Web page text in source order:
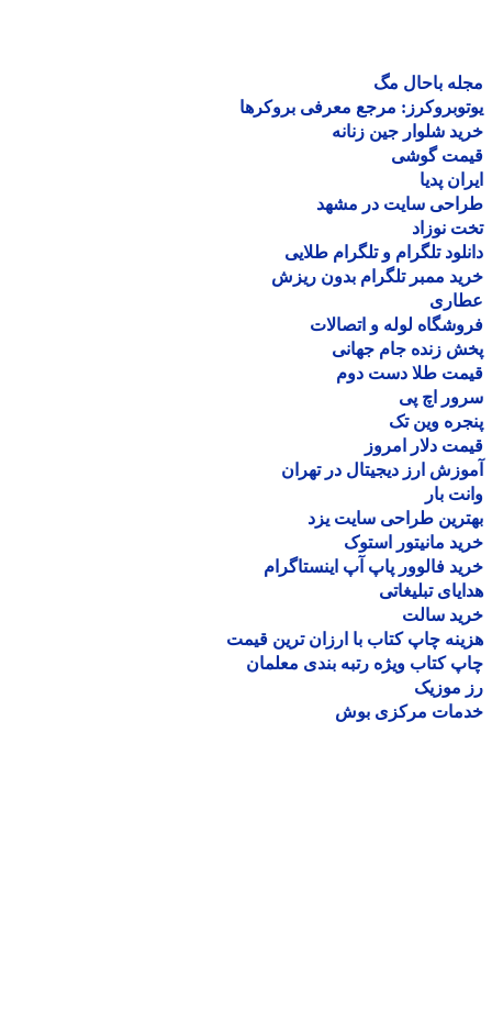
باحال مگ
مرجع معرفی بروکرها
شلوار جین زنانه
گوشی
پدیا
سایت در مشهد
نوزاد
تلگرام و تلگرام طلایی
ممبر تلگرام بدون ریزش
لوله و اتصالات
زنده جام جهانی
طلا دست دوم
اچ پی
وین تک
دلار امروز
ارز دیجیتال در تهران
بار
طراحی سایت یزد
مانیتور استوک
فالوور پاپ آپ اینستاگرام
تبلیغاتی
سالت
چاپ کتاب با ارزان ترین قیمت
کتاب ویژه رتبه بندی معلمان
موزیک
مرکزی بوش